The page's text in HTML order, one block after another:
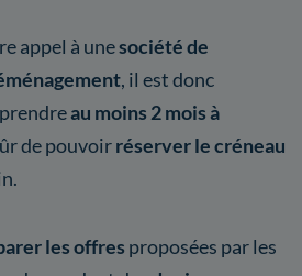
appel à unesociété de
, il est donc
au moins 2 mois à
de pouvoirréserver le créneau
les offres proposées par les